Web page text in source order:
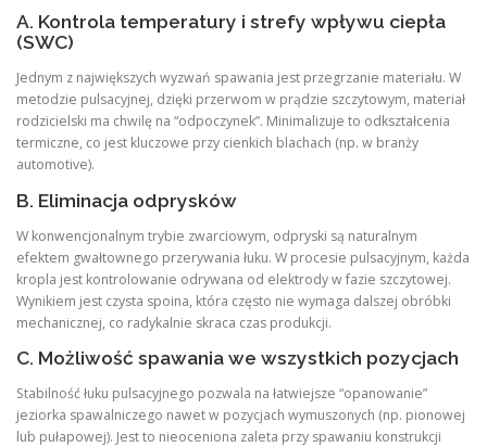
A. Kontrola temperatury i strefy wpływu ciepła
(SWC)
Jednym z największych wyzwań spawania jest przegrzanie materiału. W
metodzie pulsacyjnej, dzięki przerwom w prądzie szczytowym, materiał
rodzicielski ma chwilę na “odpoczynek”. Minimalizuje to odkształcenia
termiczne, co jest kluczowe przy cienkich blachach (np. w branży
automotive).
B. Eliminacja odprysków
W konwencjonalnym trybie zwarciowym, odpryski są naturalnym
efektem gwałtownego przerywania łuku. W procesie pulsacyjnym, każda
kropla jest kontrolowanie odrywana od elektrody w fazie szczytowej.
Wynikiem jest czysta spoina, która często nie wymaga dalszej obróbki
mechanicznej, co radykalnie skraca czas produkcji.
C. Możliwość spawania we wszystkich pozycjach
Stabilność łuku pulsacyjnego pozwala na łatwiejsze “opanowanie”
jeziorka spawalniczego nawet w pozycjach wymuszonych (np. pionowej
lub pułapowej). Jest to nieoceniona zaleta przy spawaniu konstrukcji